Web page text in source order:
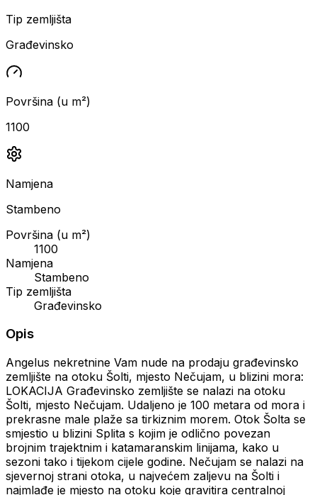
Tip zemljišta
Građevinsko
Površina (u m²)
1100
Namjena
Stambeno
Površina (u m²)
1100
Namjena
Stambeno
Tip zemljišta
Građevinsko
Opis
Angelus nekretnine Vam nude na prodaju građevinsko
zemljište na otoku Šolti, mjesto Nečujam, u blizini mora:
LOKACIJA Građevinsko zemljište se nalazi na otoku
Šolti, mjesto Nečujam. Udaljeno je 100 metara od mora i
prekrasne male plaže sa tirkiznim morem. Otok Šolta se
smjestio u blizini Splita s kojim je odlično povezan
brojnim trajektnim i katamaranskim linijama, kako u
sezoni tako i tijekom cijele godine. Nečujam se nalazi na
sjevernoj strani otoka, u najvećem zaljevu na Šolti i
najmlađe je mjesto na otoku koje gravitira centralnoj